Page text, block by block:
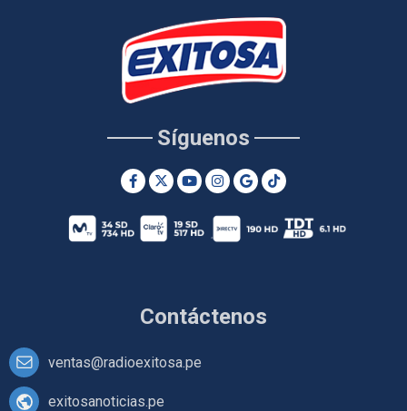
Contáctenos
ventas@radioexitosa.pe
exitosanoticias.pe
Síguenos